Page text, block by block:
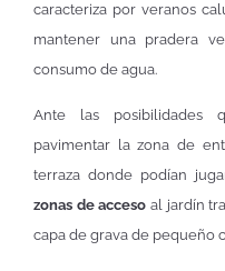
caracteriza por veranos
mantener una pradera
consumo de agua.
Ante las posibilidades
pavimentar la zona de
terraza donde podían
zonas de acceso al jardín
capa de grava de pequeño